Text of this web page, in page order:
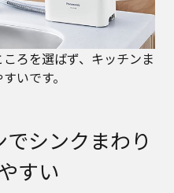
ろを選ばず、キッチンま
いです。
シンクまわり
すい